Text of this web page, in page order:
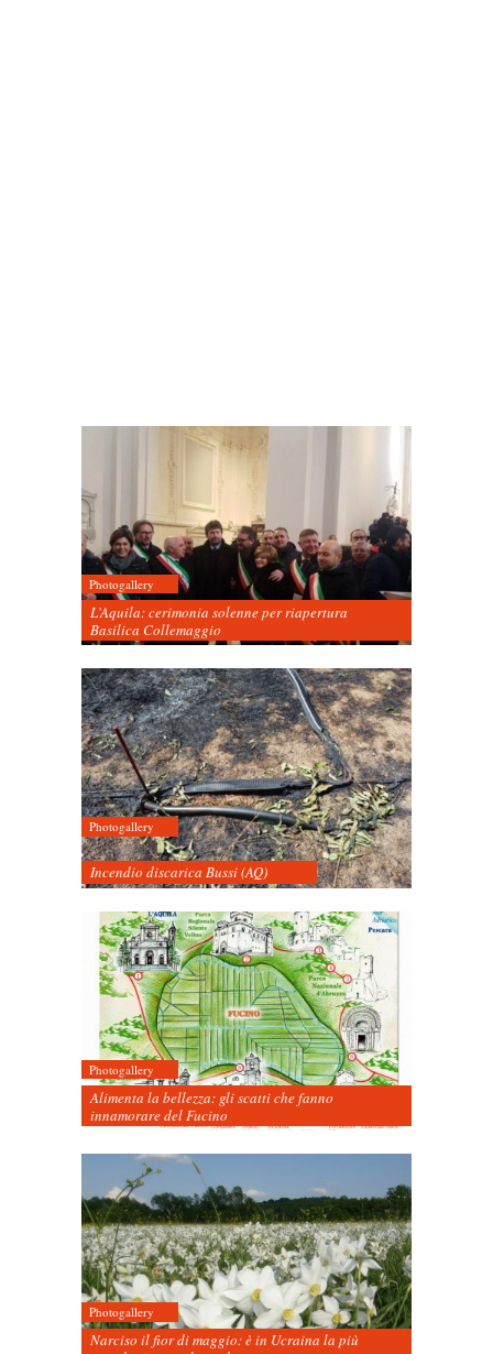
Photogallery
L’Aquila: cerimonia solenne per riapertura
Basilica Collemaggio
Photogallery
Incendio discarica Bussi (AQ)
Photogallery
Alimenta la bellezza: gli scatti che fanno
innamorare del Fucino
Photogallery
Narciso il fior di maggio: è in Ucraina la più